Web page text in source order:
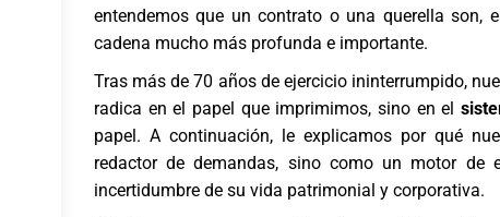
entendemos que un contrato o una querella son,
cadena mucho más profunda e importante.
Tras más de 70 años de ejercicio ininterrumpido,
radica en el papel que imprimimos, sino en el
papel. A continuación, le explicamos por qué
redactor de demandas, sino como un motor de
incertidumbre de su vida patrimonial y corporativa.